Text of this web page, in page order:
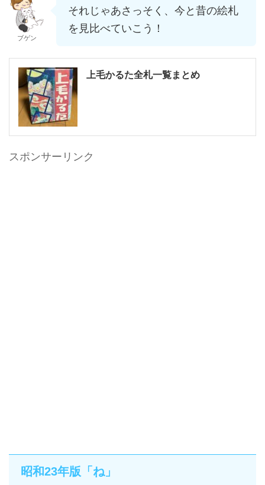
ブゲン
それじゃあさっそく、今と昔の絵札
を見比べていこう！
上毛かるた全札一覧まとめ
スポンサーリンク
昭和23年版「ね」